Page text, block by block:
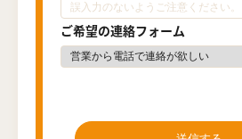
ご希望の連絡フォーム